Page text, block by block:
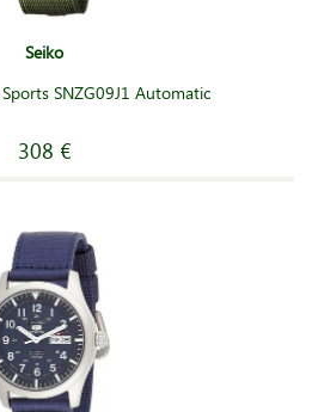
Seiko
SNZG09J1 Automatic
308 €